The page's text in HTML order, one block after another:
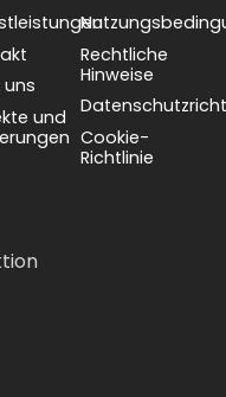
uns
und
Rechtliche
Hinweise
Cookie-
Richtlinie